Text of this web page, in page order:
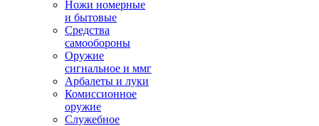
Ножи номерные
и бытовые
Средства
самообороны
Оружие
сигнальное и ммг
Арбалеты и луки
Комиссионное
оружие
Служебное